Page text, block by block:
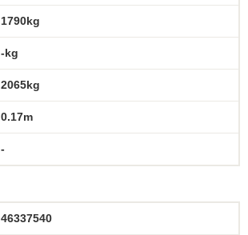
1790kg
-kg
2065kg
0.17m
-
46337540